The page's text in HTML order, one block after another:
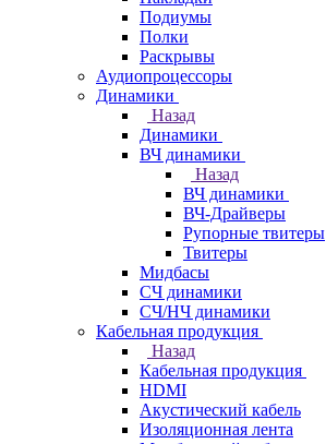
Подиумы
Полки
Раскрывы
Аудиопроцессоры
Динамики
Назад
Динамики
ВЧ динамики
Назад
ВЧ динамики
ВЧ-Драйверы
Рупорные твитеры
Твитеры
Мидбасы
СЧ динамики
СЧ/НЧ динамики
Кабельная продукция
Назад
Кабельная продукция
HDMI
Акустический кабель
Изоляционная лента